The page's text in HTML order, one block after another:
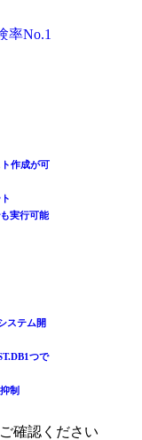
率No.1
確認ください
実績
ォーム
料トラ
ステム開
つで
制
作成が可
実行可能